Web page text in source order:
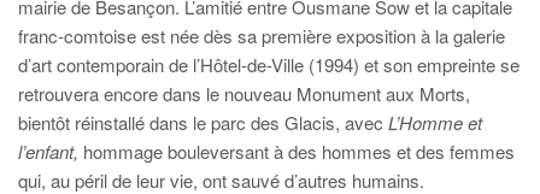
mairie de Besançon. L’amitié entre Ousmane Sow et la capitale
franc-comtoise est née dès sa première exposition à la galerie
d’art contemporain de l’Hôtel-de-Ville (1994) et son empreinte se
retrouvera encore dans le nouveau Monument aux Morts,
bientôt réinstallé dans le parc des Glacis, avec L’Homme et
l’enfant, hommagebouleversant à des hommes et des femmes
qui, au péril de leur vie, ont sauvé d’autres humains.